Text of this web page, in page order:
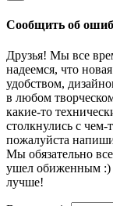
Сообщить об
Друзья! Мы все
надеемся, что
удобством,
в любом
какие-то
столкнулись с
пожалуйста
Мы обязательно
ушел обиженным :)
лучше!